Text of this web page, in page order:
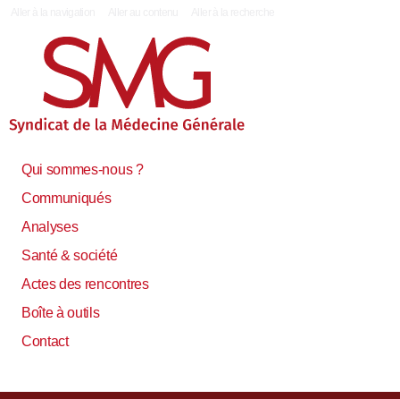
Qui sommes-nous ?
Communiqués
Analyses
Santé & société
Actes des rencontres
Boîte à outils
Contact